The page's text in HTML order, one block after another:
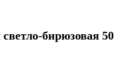
бирюзовая 50